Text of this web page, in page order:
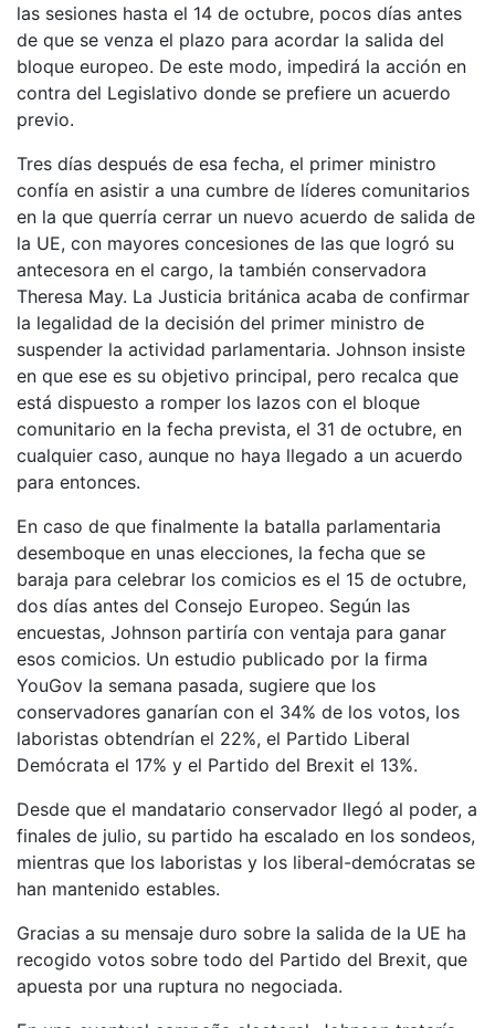
las sesiones hasta el 14 de octubre, pocos días antes
de que se venza el plazo para acordar la salida del
bloque europeo. De este modo, impedirá la acción en
contra del Legislativo donde se prefiere un acuerdo
previo.
Tres días después de esa fecha, el primer ministro
confía en asistir a una cumbre de líderes comunitarios
en la que querría cerrar un nuevo acuerdo de salida de
la UE, con mayores concesiones de las que logró su
antecesora en el cargo, la también conservadora
Theresa May. La Justicia británica acaba de confirmar
la legalidad de la decisión del primer ministro de
suspender la actividad parlamentaria. Johnson insiste
en que ese es su objetivo principal, pero recalca que
está dispuesto a romper los lazos con el bloque
comunitario en la fecha prevista, el 31 de octubre, en
cualquier caso, aunque no haya llegado a un acuerdo
para entonces.
En caso de que finalmente la batalla parlamentaria
desemboque en unas elecciones, la fecha que se
baraja para celebrar los comicios es el 15 de octubre,
dos días antes del Consejo Europeo. Según las
encuestas, Johnson partiría con ventaja para ganar
esos comicios. Un estudio publicado por la firma
YouGov la semana pasada, sugiere que los
conservadores ganarían con el 34% de los votos, los
laboristas obtendrían el 22%, el Partido Liberal
Demócrata el 17% y el Partido del Brexit el 13%.
Desde que el mandatario conservador llegó al poder, a
finales de julio, su partido ha escalado en los sondeos,
mientras que los laboristas y los liberal-demócratas se
han mantenido estables.
Gracias a su mensaje duro sobre la salida de la UE ha
recogido votos sobre todo del Partido del Brexit, que
apuesta por una ruptura no negociada.